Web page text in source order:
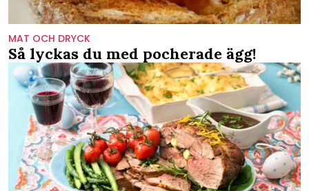
MAT OCH DRYCK
Så lyckas du med pocherade ägg!